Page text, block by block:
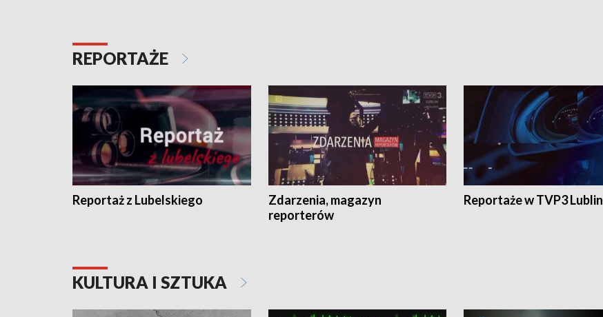
REPORTAŻE
Reportaż z Lubelskiego
Zdarzenia, magazyn
reporterów
Reportaże w TVP3 Lublin
KULTURA I SZTUKA